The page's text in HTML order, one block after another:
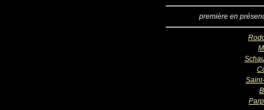
première en